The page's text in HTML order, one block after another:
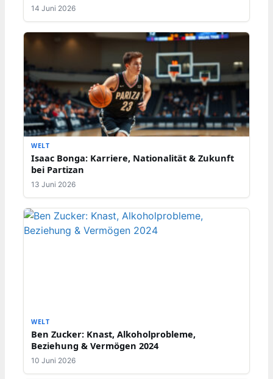
14 Juni 2026
WELT
Isaac Bonga: Karriere, Nationalität & Zukunft
bei Partizan
13 Juni 2026
WELT
Ben Zucker: Knast, Alkoholprobleme,
Beziehung & Vermögen 2024
10 Juni 2026